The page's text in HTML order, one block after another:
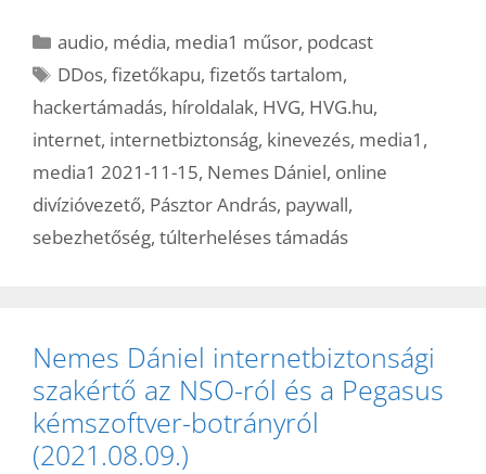
Kategória
audio, média, media1 műsor, podcast
Címkék
DDos,fizetőkapu,fizetős tartalom,
hackertámadás, híroldalak, HVG, HVG.hu,
internet, internetbiztonság, kinevezés, media1 ,
media1 2021-11-15, Nemes Dániel, online
divízióvezető, Pásztor András, paywall,
sebezhetőség, túlterheléses támadás
Nemes Dániel internetbiztonsági
szakértő az NSO-ról és a Pegasus
kémszoftver-botrányról
(2021.08.09.)